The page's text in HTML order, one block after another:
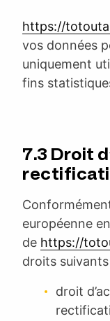
https://
vos données
uniquement
fins
7.3 Droit
européenne
de https://
droits suivants
droit